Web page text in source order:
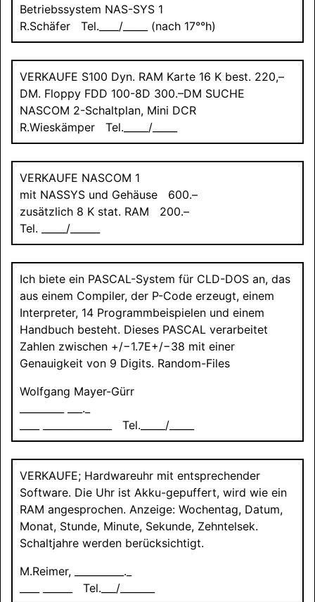
Betriebssystem NAS-SYS 1
R.Schäfer Tel.____/_____ (nach 17°°h)
VERKAUFE S100 Dyn. RAM Karte 16 K best. 220,–
DM. Floppy FDD 100-8D 300.–DM SUCHE
NASCOM 2-Schaltplan, Mini DCR
R.Wieskämper Tel._____/_____
VERKAUFE NASCOM 1
mit NASSYS und Gehäuse 600.–
zusätzlich 8 K stat. RAM 200.–
Tel. _____/______
Ich biete ein PASCAL-System für CLD-DOS an, das
aus einem Compiler, der P-Code erzeugt, einem
Interpreter, 14 Programmbeispielen und einem
Handbuch besteht. Dieses PASCAL verarbeitet
Zahlen zwischen +/−1.7E+/−38 mit einer
Genauigkeit von 9 Digits. Random-Files
Wolfgang Mayer-Gürr
_________ ___._
____ ______________ Tel._____/_____
VERKAUFE; Hardwareuhr mit entsprechender
Software. Die Uhr ist Akku-gepuffert, wird wie ein
RAM angesprochen. Anzeige: Wochentag, Datum,
Monat, Stunde, Minute, Sekunde, Zehntelsek.
Schaltjahre werden berücksichtigt.
M.Reimer, __________._
____ ______ Tel.___/_______